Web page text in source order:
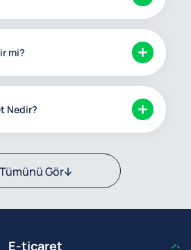
mi?
Nedir?
Tümünü Gör
E-ticaret